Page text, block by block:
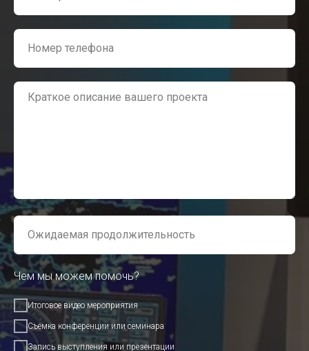
Чем мы можем помочь?
Итоговое видео мероприятия
Съёмка конференции или семинара
Запись выступления или презентации